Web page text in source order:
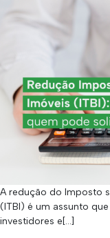
A redução do Imposto
(ITBI) é um assunto
investidores e[…]